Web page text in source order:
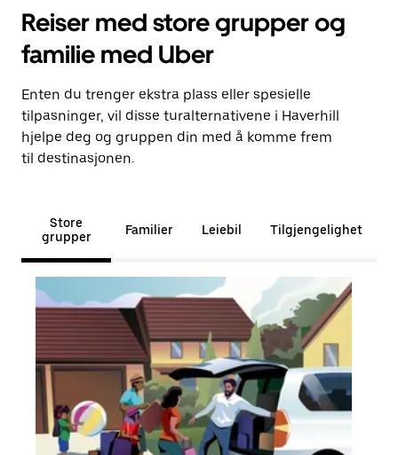
Reiser med store grupper og
familie med Uber
Enten du trenger ekstra plass eller spesielle
tilpasninger, vil disse turalternativene i Haverhill
hjelpe deg og gruppen din med å komme frem
til destinasjonen.
Store
grupper
Familier Leiebil Tilgjengelighet